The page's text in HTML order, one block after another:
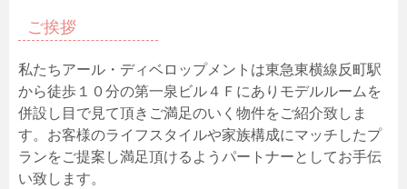
ご挨拶
私たちアール・ディベロップメントは東急東横線反町駅
から徒歩１０分の第一泉ビル４Ｆにありモデルルームを
併設し目で見て頂きご満足のいく物件をご紹介致しま
す。お客様のライフスタイルや家族構成にマッチしたプ
ランをご提案し満足頂けるようパートナーとしてお手伝
い致します。